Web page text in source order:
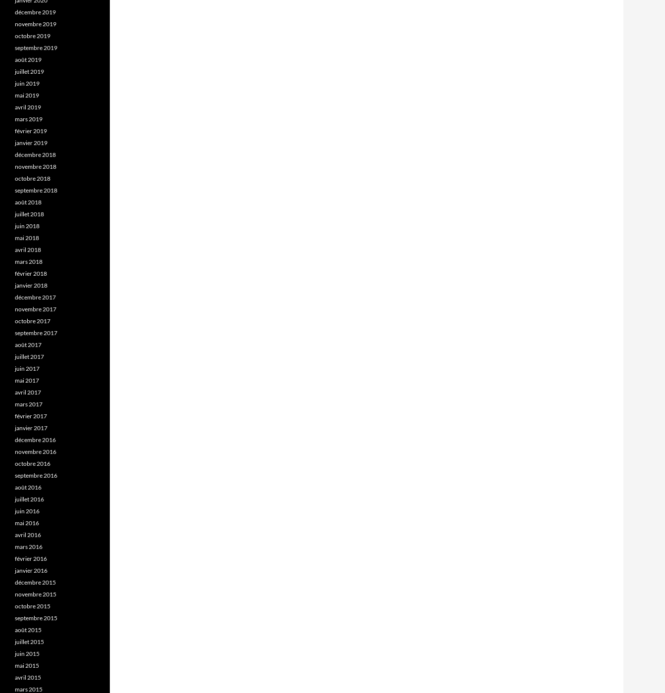
décembre 2019
novembre 2019
octobre 2019
septembre 2019
août 2019
juillet 2019
juin 2019
mai 2019
avril 2019
mars 2019
février 2019
janvier 2019
décembre 2018
novembre 2018
octobre 2018
septembre 2018
août 2018
juillet 2018
juin 2018
mai 2018
avril 2018
mars 2018
février 2018
janvier 2018
décembre 2017
novembre 2017
octobre 2017
septembre 2017
août 2017
juillet 2017
juin 2017
mai 2017
avril 2017
mars 2017
février 2017
janvier 2017
décembre 2016
novembre 2016
octobre 2016
septembre 2016
août 2016
juillet 2016
juin 2016
mai 2016
avril 2016
mars 2016
février 2016
janvier 2016
décembre 2015
novembre 2015
octobre 2015
septembre 2015
août 2015
juillet 2015
juin 2015
mai 2015
avril 2015
mars 2015